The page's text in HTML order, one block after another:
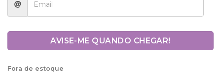
AVISE-ME QUANDO CHEGAR!
Fora de estoque